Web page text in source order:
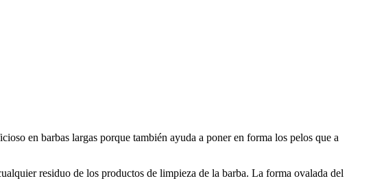
en barbas largas porque también ayuda a poner en forma los pelos que a
residuo de los productos de limpieza de la barba. La forma ovalada del